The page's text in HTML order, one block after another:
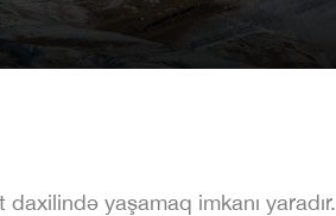
yaşamaq imkanı yaradır.